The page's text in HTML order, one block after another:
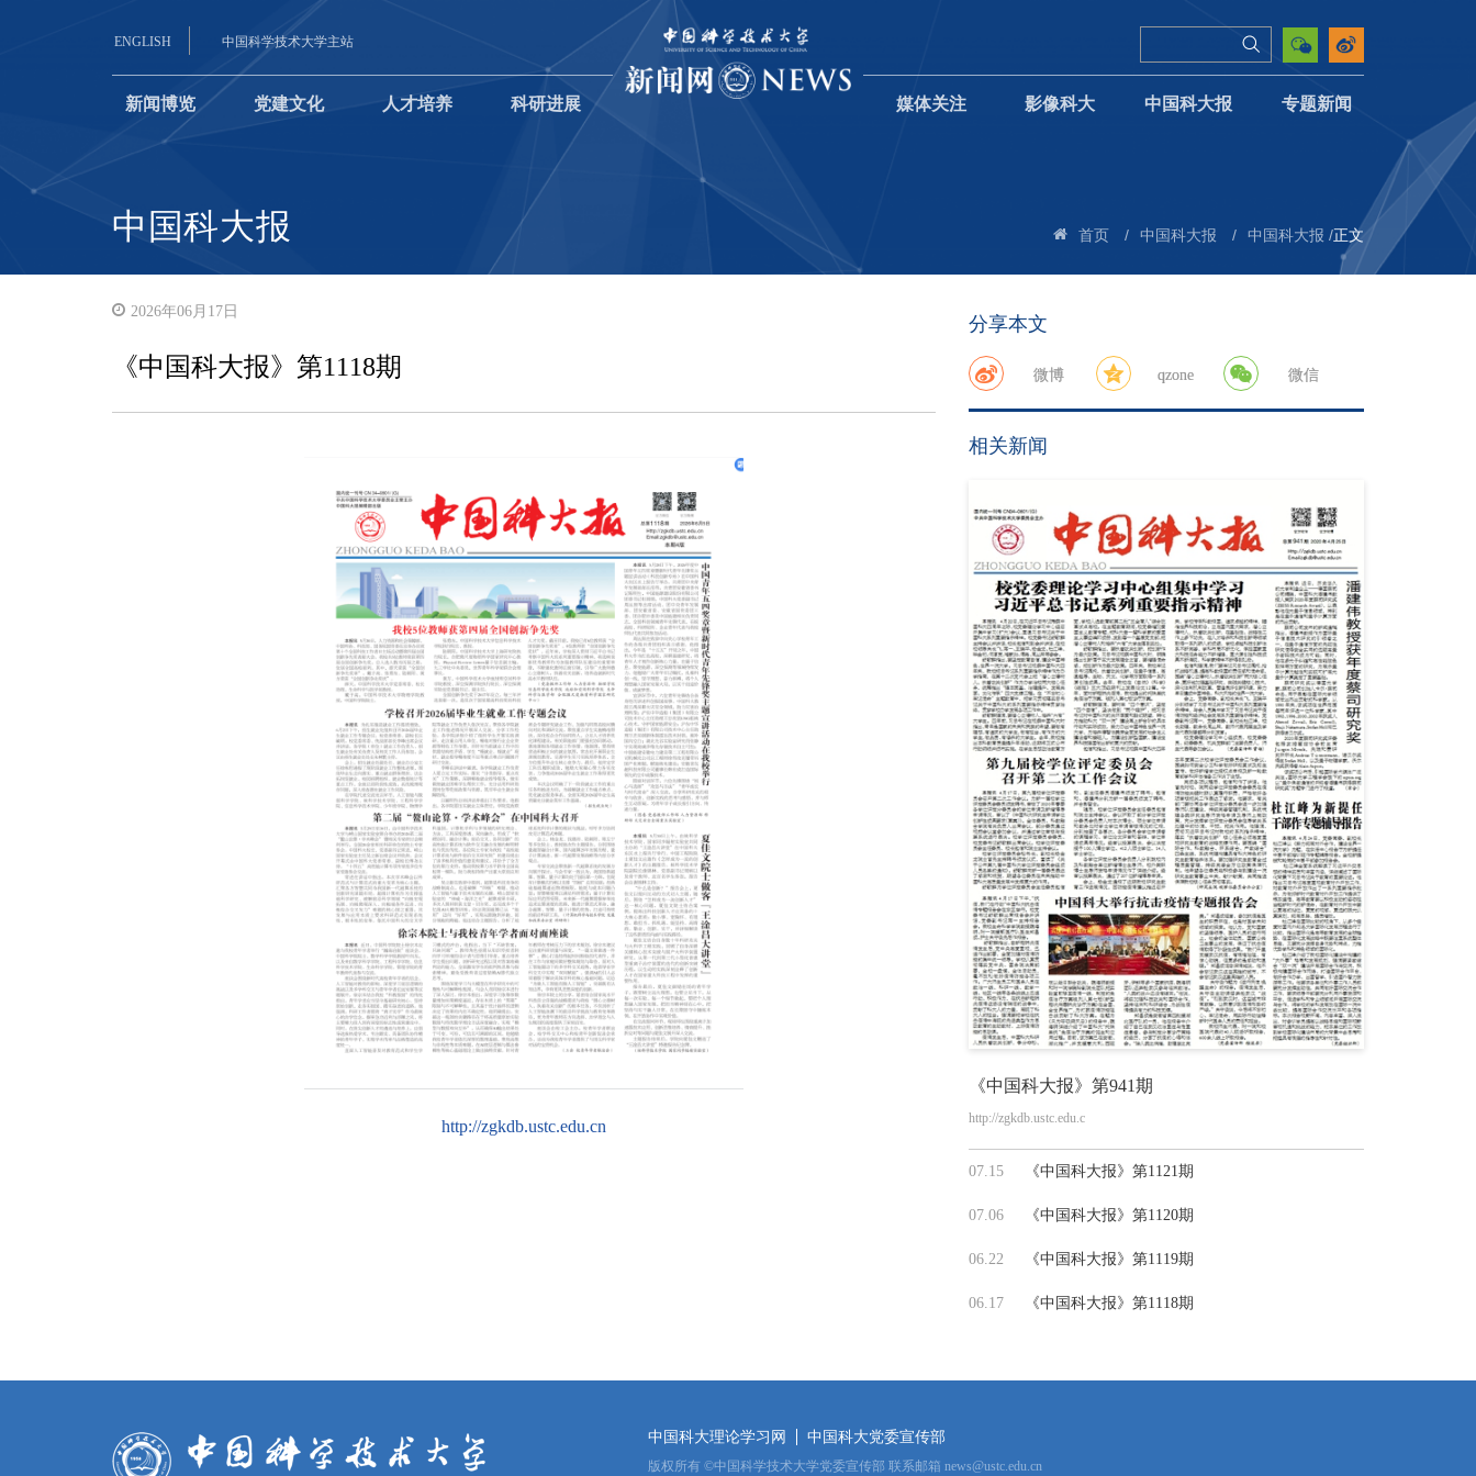
ENGLISH 中国科学技术大学主站
新闻博览 党建文化 人才培养 科研进展 媒体关注 影像科大 中国科大报 专题新闻
中国科大报 首页 / 中国科大报 / 中国科大报 /正文
2026年06月17日
《中国科大报》第1118期
http://zgkdb.ustc.edu.cn
分享本文
微博 qzone 微信
相关新闻
《中国科大报》第941期
http://zgkdb.ustc.edu.c
07.15 《中国科大报》第1121期
07.06 《中国科大报》第1120期
06.22 《中国科大报》第1119期
06.17 《中国科大报》第1118期
中国科大理论学习网 中国科大党委宣传部
版权所有 ©中国科学技术大学党委宣传部 联系邮箱 news@ustc.edu.cn